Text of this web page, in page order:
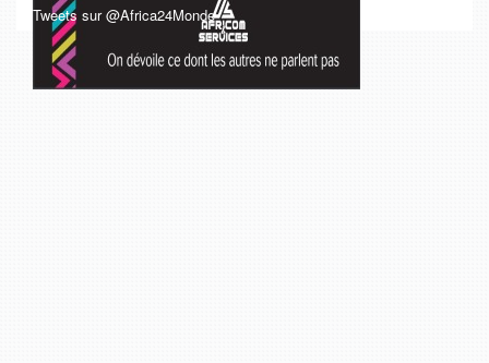
Tweets sur @Africa24Monde